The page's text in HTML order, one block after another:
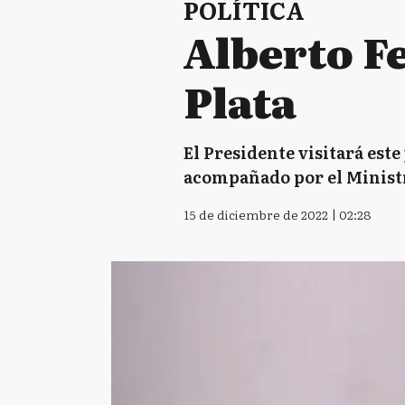
POLÍTICA
Alberto
Plata
El Presidente visitará
acompañado por el
15 de diciembre de 2022 | 02:28